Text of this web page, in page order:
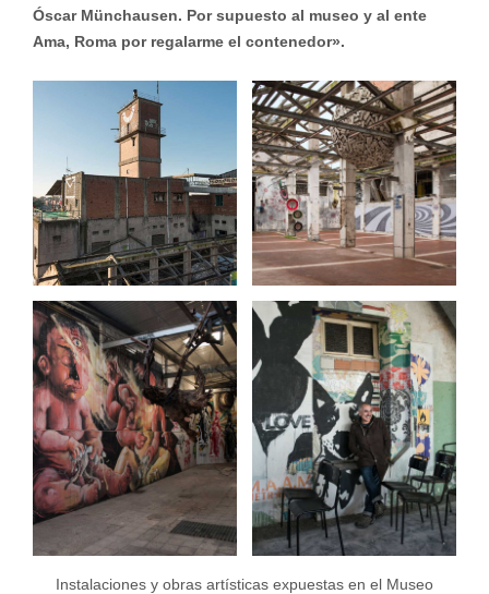
Óscar Münchausen. Por supuesto al museo y al ente
Ama, Roma por regalarme el contenedor».
Instalaciones y obras artísticas expuestas en el Museo